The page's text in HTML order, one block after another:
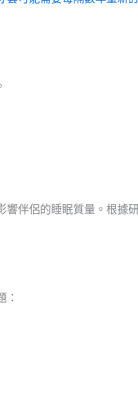
伴侶的睡眠質量。根